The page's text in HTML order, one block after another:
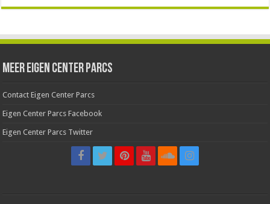
Meer Eigen Center Parcs
Contact Eigen Center Parcs
Eigen Center Parcs Facebook
Eigen Center Parcs Twitter